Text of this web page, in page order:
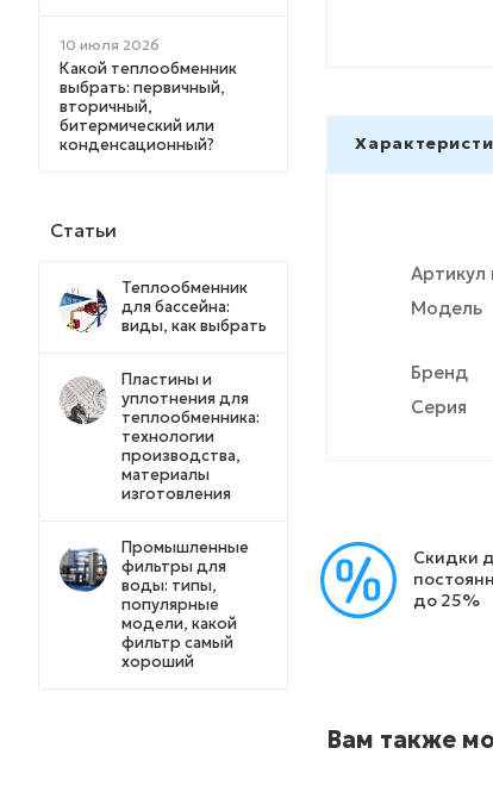
Артикул
Модель
Бренд
Серия
Скидки
до 25%
Вам также
10 июля 2026
Какой теплообменник
выбрать: первичный,
вторичный,
битермический или
конденсационный?
Статьи
Теплообменник
для бассейна:
виды, как выбрать
Пластины и
уплотнения для
теплообменника:
технологии
производства,
материалы
изготовления
Промышленные
фильтры для
воды: типы,
популярные
модели, какой
фильтр самый
хороший